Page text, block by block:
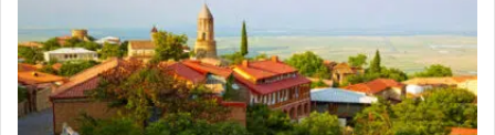
ر
ب
ا
ل